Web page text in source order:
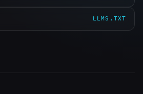
LLMS.TXT